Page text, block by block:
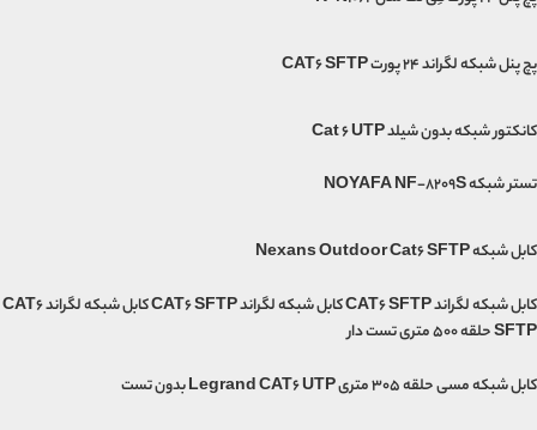
پچ پنل شبکه لگراند 24 پورت CAT6 SFTP
کانکتور شبکه بدون شیلد Cat 6 UTP
تستر شبکه NOYAFA NF-8209S
کابل شبکه Nexans Outdoor Cat6 SFTP
کابل شبکه لگراند CAT6 SFTP کابل شبکه لگراند CAT6 SFTP کابل شبکه لگراند CAT6
SFTP حلقه 500 متری تست دار
کابل شبکه مسی حلقه 305 متری Legrand CAT6 UTP بدون تست